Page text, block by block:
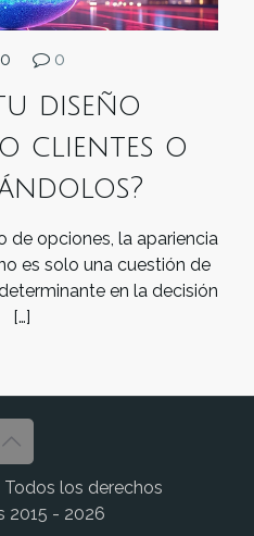
0 0
diseño
clientes o
de opciones, la apariencia
es solo una cuestión de
en la decisión
[…]
Todos los derechos
2015 - 2026